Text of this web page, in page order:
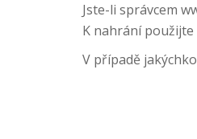
Jste-li správcem
K nahrání
V případě